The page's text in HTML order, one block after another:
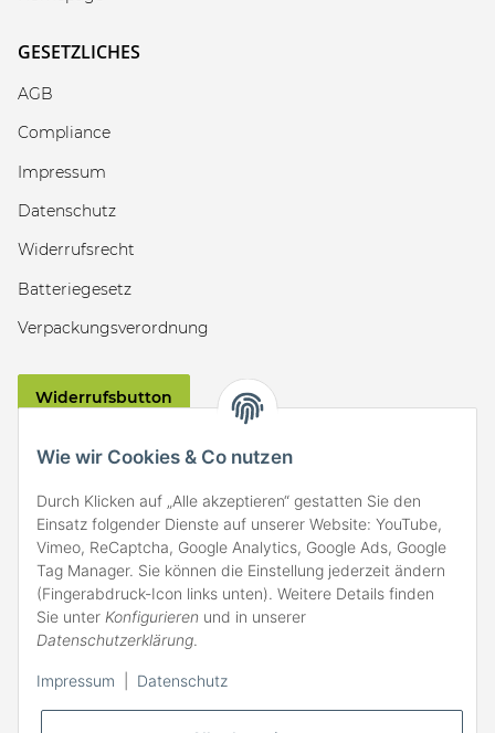
Wie wir Cookies & Co nutzen
Durch Klicken auf „Alle akzeptieren“ gestatten Sie den
Einsatz folgender Dienste auf unserer Website: YouTube,
Vimeo, ReCaptcha, Google Analytics, Google Ads, Google
Tag Manager. Sie können die Einstellung jederzeit ändern
(Fingerabdruck-Icon links unten). Weitere Details finden
Sie unter Konfigurieren und in unserer
Datenschutzerklärung.
Impressum Datenschutz
GESETZLICHES
AGB
Compliance
Impressum
Datenschutz
Widerrufsrecht
Batteriegesetz
Verpackungsverordnung
Widerrufsbutton
ZAHLARTEN